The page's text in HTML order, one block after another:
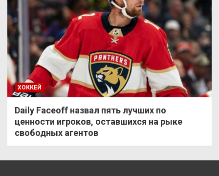
ХОККЕЙ
Daily Faceoff назвал пять лучших по
ценности игроков, оставшихся на рыке
свободных агентов